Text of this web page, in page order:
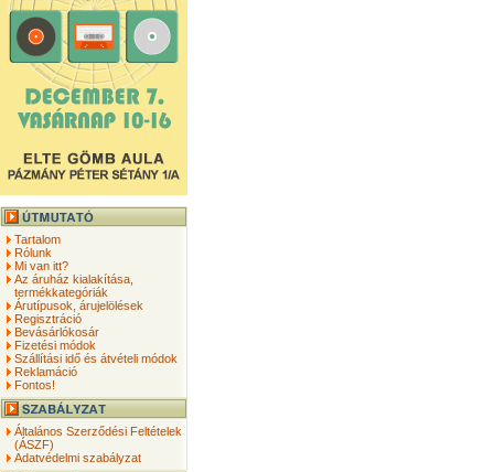
Tartalom
Rólunk
Mi van itt?
Az áruház kialakítása,
termékkategóriák
Árutípusok, árujelölések
Regisztráció
Bevásárlókosár
Fizetési módok
Szállítási idő és átvételi módok
Reklamáció
Fontos!
Általános Szerződési Feltételek
(ÁSZF)
Adatvédelmi szabályzat